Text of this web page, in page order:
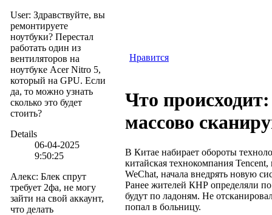
User: Здравствуйте, вы
ремонтируете
ноутбуки? Перестал
работать один из
вентиляторов на
ноутбуке Acer Nitro 5,
который на GPU. Если
да, то можно узнать
сколько это будет
стоить?
Details
06-04-2025
9:50:25
Алекс: Блек спрут
требует 2фа, не могу
зайти на свой аккаунт,
что делать
Нравится
Что
массово
В Китае набирает обороты
китайская технокомпания Tencent,
WeChat, начала внедрять новую
Ранее жителей КНР определяли
будут по ладоням. Не
попал в больницу.